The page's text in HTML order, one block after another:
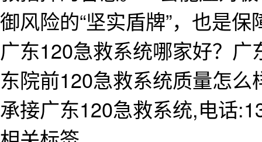
御风险的“坚实盾牌”，也是
广东120急救系统哪家好？
东院前120急救系统质量怎
承接广东120急救系统,电话